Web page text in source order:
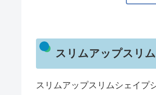
スリムアップスリ
スリムアップスリムシェイプ